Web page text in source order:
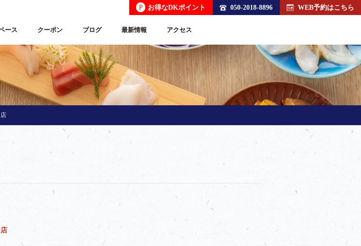
P お得なDKポイント 050-2018-8896 WEB予約はこちら
ース クーポン ブログ 最新情報 アクセス